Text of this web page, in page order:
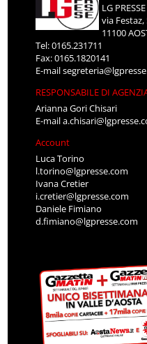
LG
via Festaz,
11100
Tel: 0165.231711
Fax: 0165.1820141
E-mail
RESPONSABILE DI
Arianna Gori Chisari
E-mail
Account
Luca Torino
l.torino@lgpresse.com
Ivana Cretier
i.cretier@lgpresse.com
Daniele Fimiano
d.fimiano@lgpresse.com